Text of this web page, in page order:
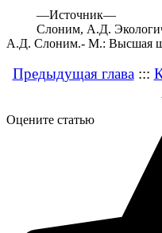
—Источник—
Слоним, А.Д.
А.Д. Слоним.- М.: Высшая
Предыдущая глава:::
Оцените статью